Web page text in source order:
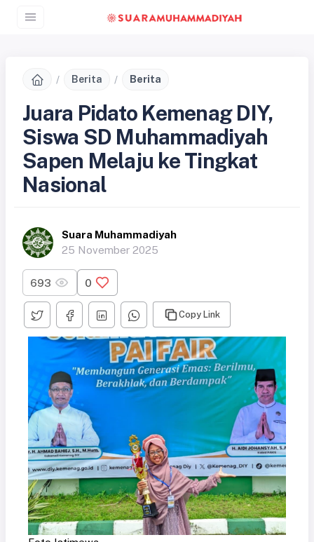
Berita Berita
Juara Pidato Kemenag DIY,
Siswa SD Muhammadiyah
Sapen Melaju ke Tingkat
Nasional
Suara Muhammadiyah
25 November 2025
693 0
Copy Link